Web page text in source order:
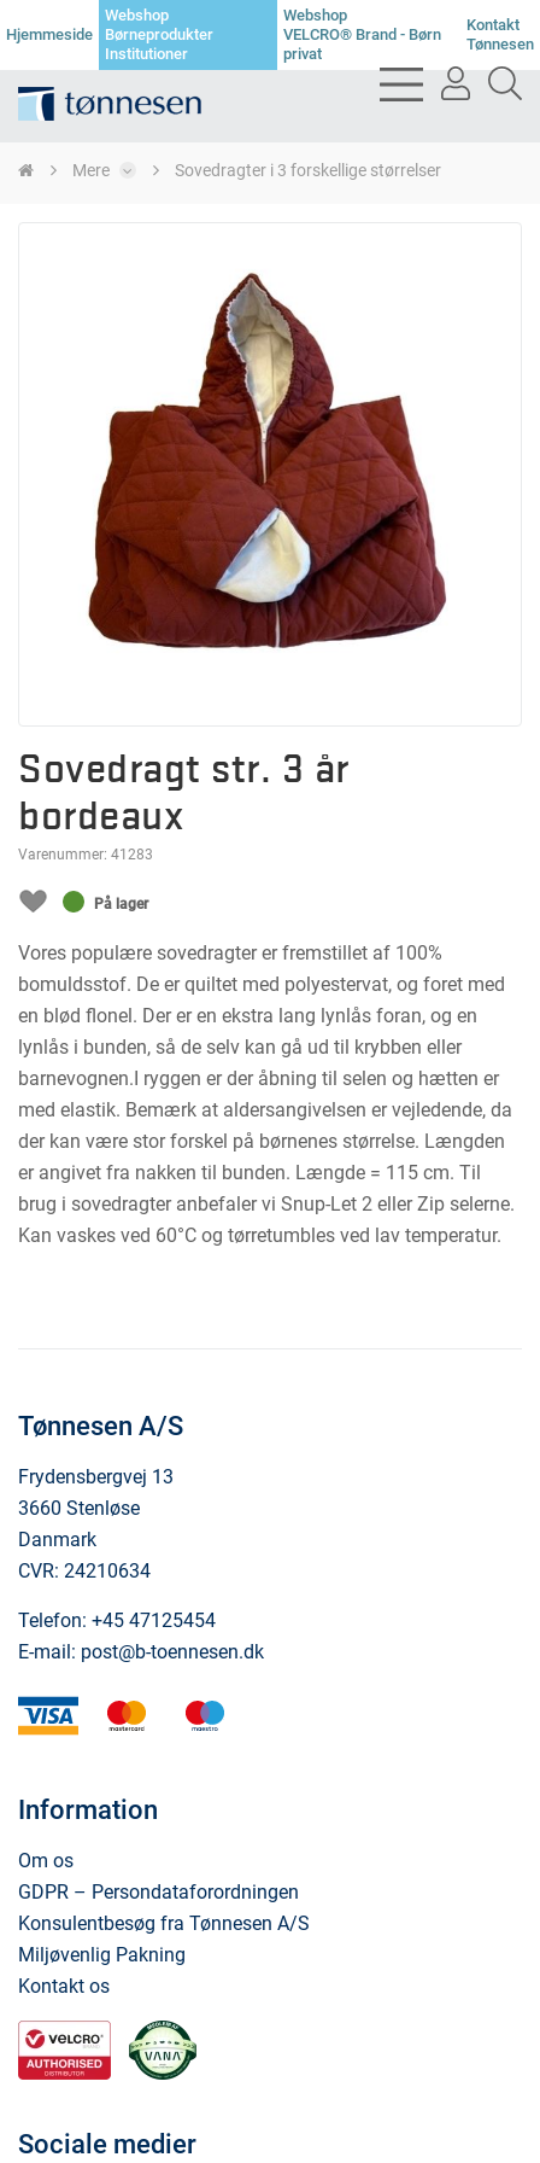
Hjemmeside
Webshop
Børneprodukter
Institutioner
Webshop
VELCRO® Brand - Børn
privat
Kontakt
Tønnesen
bars
light
user
Mere Sovedragter i 3 forskellige størrelser
Sovedragt str. 3 år
bordeaux
Varenummer: 41283
På lager
Vores populære sovedragter er fremstillet af 100%
bomuldsstof. De er quiltet med polyestervat, og foret med
en blød flonel. Der er en ekstra lang lynlås foran, og en
lynlås i bunden, så de selv kan gå ud til krybben eller
barnevognen.I ryggen er der åbning til selen og hætten er
med elastik. Bemærk at aldersangivelsen er vejledende, da
der kan være stor forskel på børnenes størrelse. Længden
er angivet fra nakken til bunden. Længde = 115 cm. Til
brug i sovedragter anbefaler vi Snup-Let 2 eller Zip selerne.
Kan vaskes ved 60°C og tørretumbles ved lav temperatur.
Tønnesen A/S
Frydensbergvej 13
3660 Stenløse
Danmark
CVR: 24210634
Telefon: +45 47125454
E-mail: post@b-toennesen.dk
visa mastercard
Information
Om os
GDPR – Persondataforordningen
Konsulentbesøg fra Tønnesen A/S
Miljøvenlig Pakning
Kontakt os
Sociale medier